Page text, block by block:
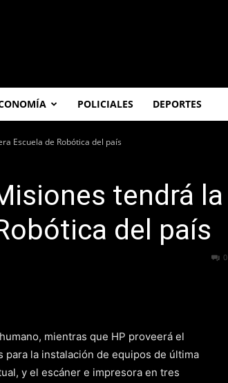
POLICIALES DEPORTES
Escuela de Robótica del país
tendrá la
del país
0
mientras que HP proveerá el
la instalación de equipos de última
y el escáner e impresora en tres